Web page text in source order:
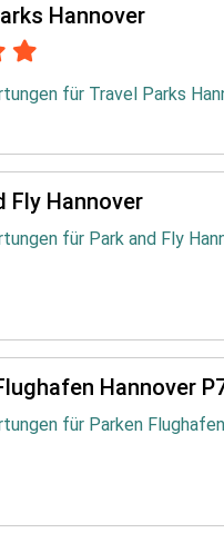
Hannover
für Travel Parks
Fly Hannover
für Park and Fly
Hannover
für Parken